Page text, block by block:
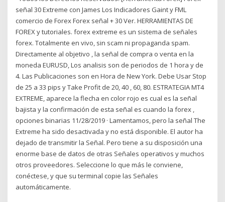
señal 30 Extreme con James Los Indicadores Gaint y FML
comercio de Forex Forex señal + 30 Ver. HERRAMIENTAS DE
FOREX y tutoriales. forex extreme es un sistema de señales
forex. Totalmente en vivo, sin scam ni propaganda spam.
Directamente al objetivo , la señal de compra o venta en la
moneda EURUSD, Los analisis son de periodos de 1 hora y de
4. Las Publicaciones son en Hora de New York. Debe Usar Stop
de 25 a 33 pips y Take Profit de 20, 40 , 60, 80. ESTRATEGIA MT4
EXTREME, aparece la flecha en color rojo es cual es la señal
bajista y la confirmación de esta señal es cuando la forex ,
opciones binarias 11/28/2019 · Lamentamos, pero la señal The
Extreme ha sido desactivada y no está disponible. El autor ha
dejado de transmitir la Señal. Pero tiene a su disposición una
enorme base de datos de otras Señales operativos y muchos
otros proveedores. Seleccione lo que más le conviene,
conéctese, y que su terminal copie las Señales
automáticamente.